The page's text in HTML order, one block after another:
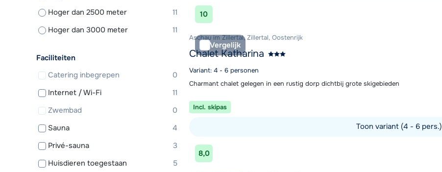
Bekijk accommodatie
10
Vergelijk
Aschau im Zillertal, Zillertal, Oostenrijk
Chalet Katharina
Variant: 4 - 6 personen
Charmant chalet gelegen in een rustig dorp dichtbij grote skigebieden
Incl. skipas
Toon variant (4 - 6 pers.)
Bekijk accommodatie
8,0
Hoger dan 2500 meter
11
Hoger dan 3000 meter
11
Faciliteiten
Catering inbegrepen
0
Internet / Wi-Fi
11
Zwembad
0
Sauna
4
Privé-sauna
3
Huisdieren toegestaan
5